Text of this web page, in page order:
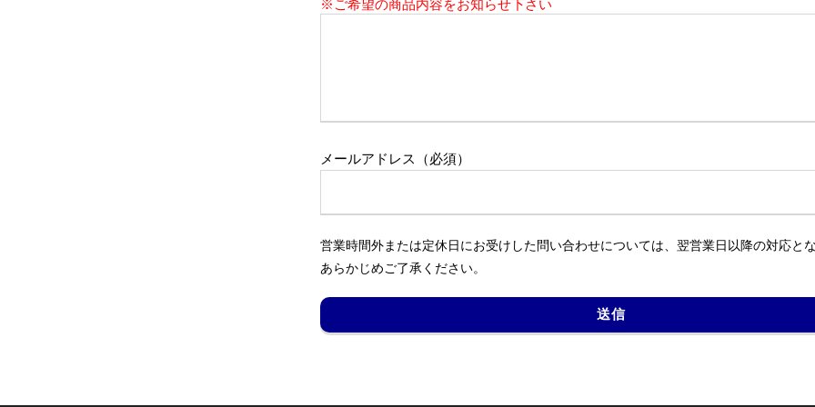
※ご希望の商品内容をお知らせ下さい
メールアドレス（必須）
営業時間外または定休日にお受けした問い合わせについては、翌営業日以降の対応とな
あらかじめご了承ください。